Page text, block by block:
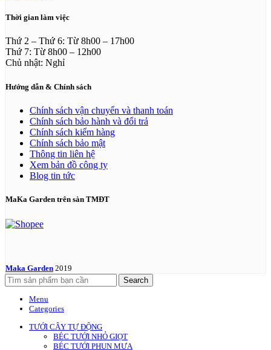
Thời gian làm việc
Thứ 2 – Thứ 6: Từ 8h00 – 17h00
Thứ 7: Từ 8h00 – 12h00
Chủ nhật: Nghỉ
Hướng dẫn & Chính sách
Chính sách vận chuyển và thanh toán
Chính sách bảo hành và đổi trả
Chính sách kiểm hàng
Chính sách bảo mật
Thông tin liên hệ
Xem bản đồ công ty
Blog tin tức
MaKa Garden trên sàn TMĐT
Maka Garden 2019
Search
Menu
Categories
TƯỚI CÂY TỰ ĐỘNG
BÉC TƯỚI NHỎ GIỌT
BÉC TƯỚI PHUN MƯA